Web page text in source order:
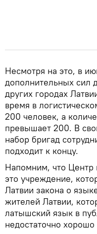
Несмотря на это, в
дополнительных сил
других городах
время в
200 человек, а
превышает 200. В
набор бригад
подходит к концу.
Напомним, что Центр
это учреждение,
Латвии закона о
жителей Латвии,
латышский язык в
недостаточно